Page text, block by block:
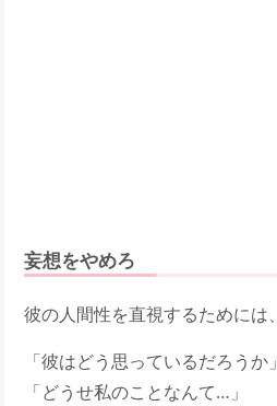
妄想をやめろ
彼の人間性を直視するためには、
「彼はどう思っているだろうか」
「どうせ私のことなんて…」